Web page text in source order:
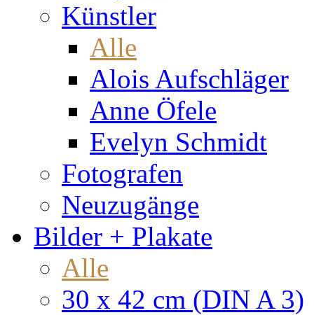
Künstler
Alle
Alois Aufschläger
Anne Öfele
Evelyn Schmidt
Fotografen
Neuzugänge
Bilder + Plakate
Alle
30 x 42 cm (DIN A 3)